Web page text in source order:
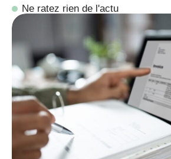
Ne ratez rien de l'actu